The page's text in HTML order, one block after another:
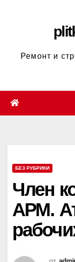
Ремонт и
БЕЗ РУБРИКИ
Член
АРМ.